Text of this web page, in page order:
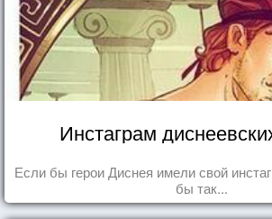
Инстаграм
Если бы герои Диснея имели свой
бы так...